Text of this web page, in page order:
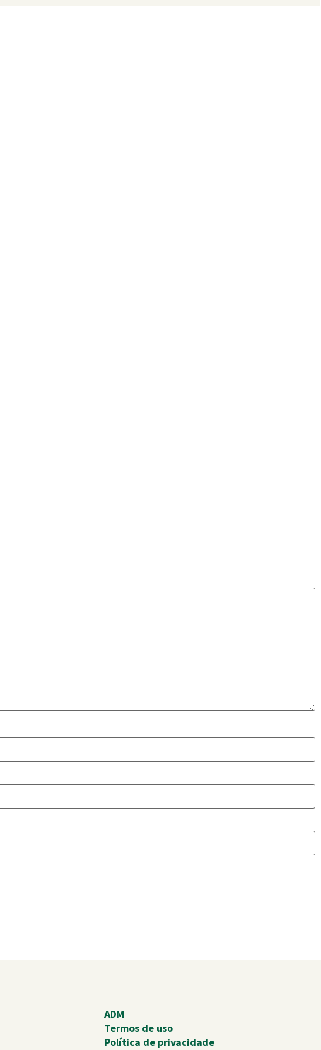
ADM
Termos de uso
Política de privacidade